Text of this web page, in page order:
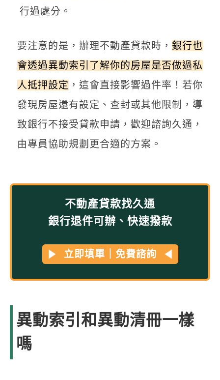
行過處分。
要注意的是，辦理不動產貸款時， 銀行也
會透過異動索引了解你的房屋是否做過私
人抵押設定 ，這會直接影響過件率！若你
發現房屋還有設定、查封或其他限制，導
致銀行不接受貸款申請，歡迎諮詢久通，
由專員協助規劃更合適的方案。
不動產貸款找久通
銀行退件可辦、快速撥款
立即填單｜免費諮詢
異動索引和異動清冊一樣
嗎